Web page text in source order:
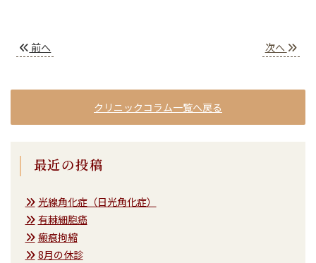
前へ 次へ
クリニックコラム一覧へ戻る
最近の投稿
光線角化症（日光角化症）
有棘細胞癌
瘢痕拘縮
8月の休診